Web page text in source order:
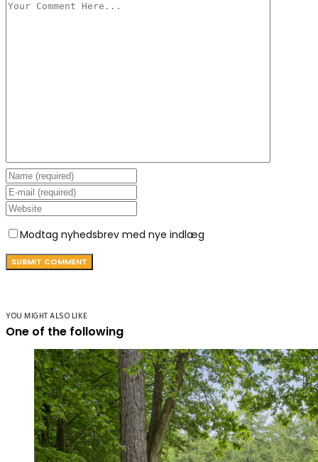
Modtag nyhedsbrev med nye indlæg
YOU MIGHT ALSO LIKE
One of the following